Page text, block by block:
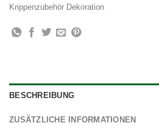
Krippenzubehör Dekoration
BESCHREIBUNG
ZUSÄTZLICHE INFORMATIONEN